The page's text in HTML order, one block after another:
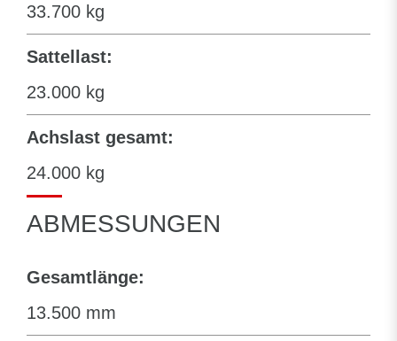
33.700 kg
Sattellast:
23.000 kg
Achslast gesamt:
24.000 kg
ABMESSUNGEN
Gesamtlänge:
13.500 mm